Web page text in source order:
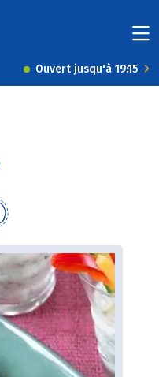
Ouvert jusqu'à 19:15